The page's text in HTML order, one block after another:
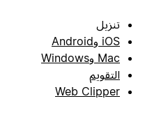
تنزيل
iOS وAndroid
Mac وWindows
التقويم
Web Clipper